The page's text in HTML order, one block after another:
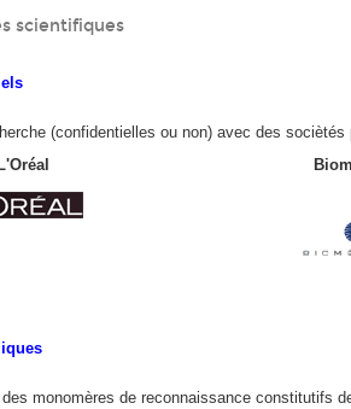
scientifiques
(confidentielles ou non) avec des sociètés
monomères de reconnaissance constitutifs